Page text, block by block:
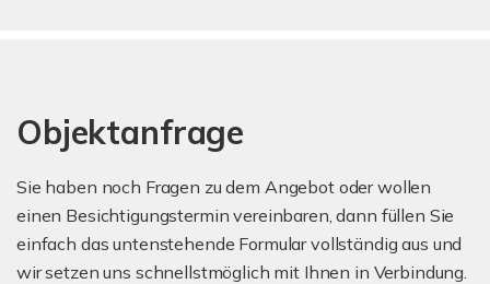
Objektanfrage
Sie haben noch Fragen zu dem Angebot oder wollen
einen Besichtigungstermin vereinbaren, dann füllen Sie
einfach das untenstehende Formular vollständig aus und
wir setzen uns schnellstmöglich mit Ihnen in Verbindung.